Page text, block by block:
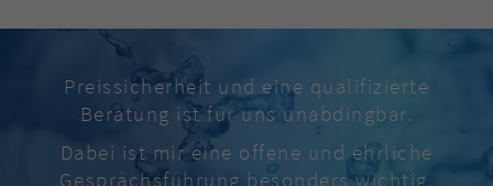
Preissicherheit und eine qualifizierte
Beratung ist für uns unabdingbar.
Dabei ist mir eine offene und ehrliche
Gesprächsführung besonders wichtig.